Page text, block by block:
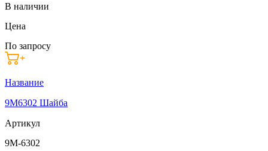
В наличии
Цена
По запросу
Название
9M6302 Шайба
Артикул
9M-6302